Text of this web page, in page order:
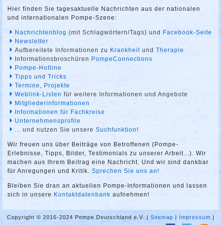
Hier finden Sie tagesaktuelle Nachrichten aus der nationalen
und internationalen Pompe-Szene:
Nachrichtenblog (mit Schlagwörtern/Tags) und
Facebook-Seite
Newsletter
Aufbereitete Informationen zu Krankheit undTherapie
Informationsbroschüren PompeConnections
Pompe-Hotline
Tipps und Tricks
Termine, Projekte
Weblink-Listen für weitere Informationen und Angebote
Mitgliederinformationen
Informationen für Fachkreise
Unternehmensprofile
... und nutzen Sie unsereSuchfunktion !
Wir freuen uns über Beiträge von Betroffenen (Pompe-
Erlebnisse, Tipps, Bilder, Testimonials zu unserer Arbeit...). Wir
machen aus Ihrem Beitrag eine Nachricht. Und wir sind dankbar
für Anregungen und Kritik.Sprechen Sie uns an!
Bleiben Sie dran an aktuellen Pompe-Informationen und lassen
sich in unsere Kontaktdatenbank aufnehmen!
Copyright © 2016-2024 Pompe Deutschland e.V. | Sitemap | Impressum |